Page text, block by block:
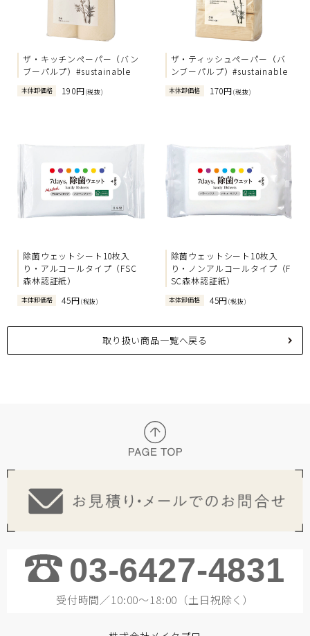
ザ・キッチンペーパー（バン
ブーパルプ）#sustainable
本体卸価格 190円(税抜)
ザ・ティッシュペーパー（バ
ンブーパルプ）#sustainable
本体卸価格 170円(税抜)
除菌ウェットシート10枚入
り・アルコールタイプ（FSC
森林認証紙）
本体卸価格 45円(税抜)
除菌ウェットシート10枚入
り・ノンアルコールタイプ（F
SC森林認証紙）
本体卸価格 45円(税抜)
取り扱い商品一覧へ戻る
03-6427-4831
受付時間／10:00～18:00（土日祝除く）